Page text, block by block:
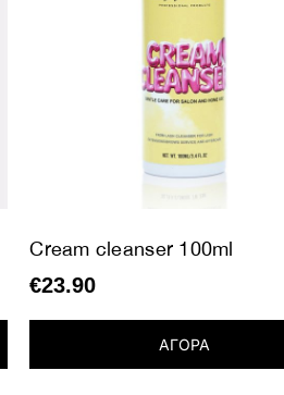
Cream cleanser 100ml
€23.90
ΑΓΟΡΑ